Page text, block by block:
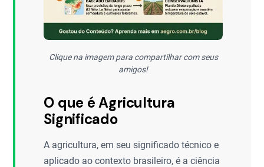
Clique na imagem para compartilhar com seus
amigos!
O que é Agricultura
Significado
A agricultura, em seu significado técnico e
aplicado ao contexto brasileiro, é a ciência